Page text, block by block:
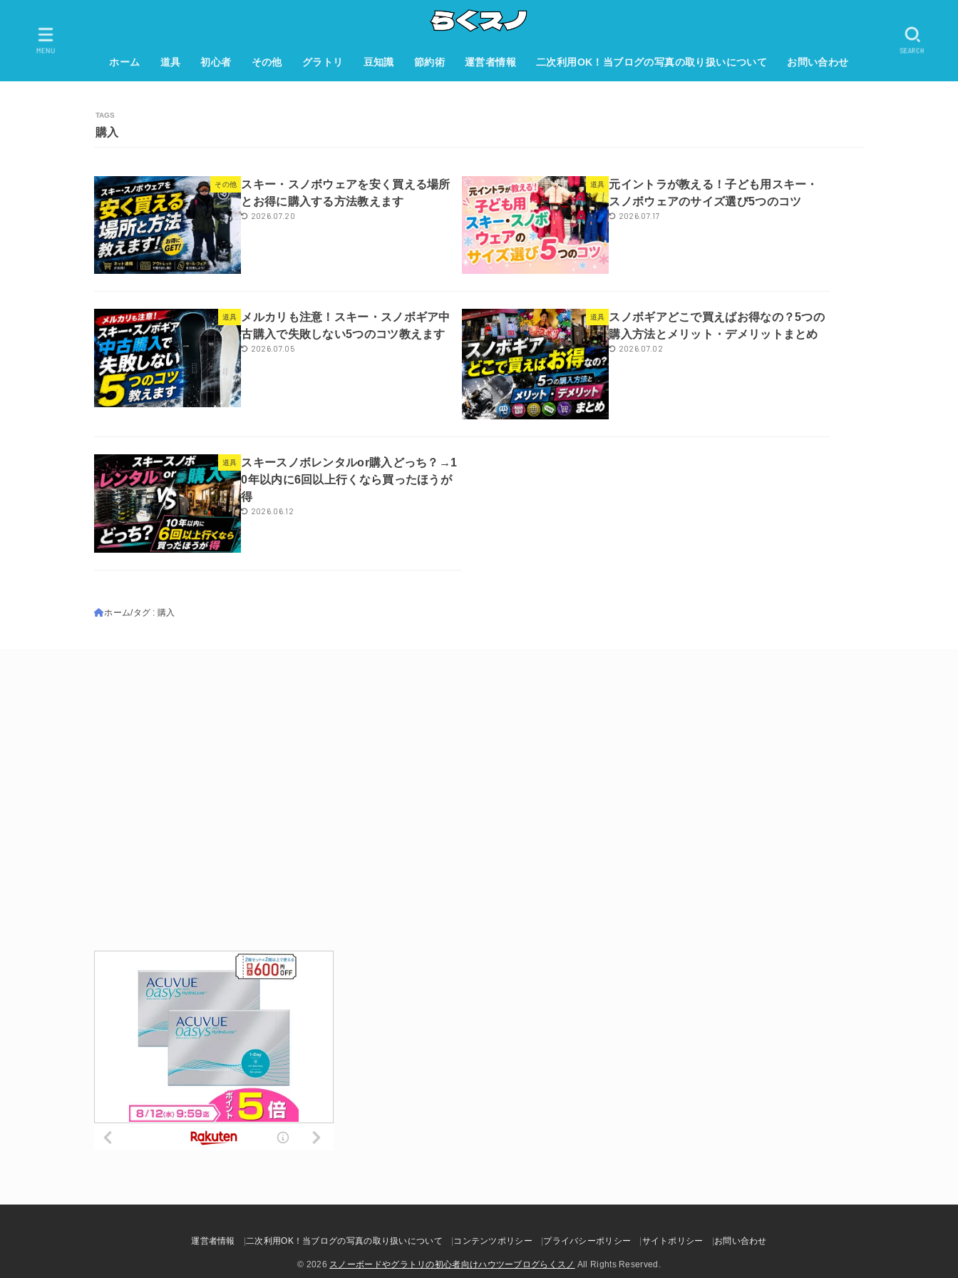
ホーム 道具 初心者 その他 グラトリ 豆知識 節約術 運営者情報 二次利用OK！当ブログの写真の取り扱いについて お問い合わせ
SEARCH
MENU
購入
その他
スキー・スノボウェアを安く買える場所
とお得に購入する方法教えます
2026.07.20
道具
元イントラが教える！子ども用スキー・
スノボウェアのサイズ選び5つのコツ
2026.07.17
道具
メルカリも注意！スキー・スノボギア中
古購入で失敗しない5つのコツ教えます
2026.07.05
道具
スノボギアどこで買えばお得なの？5つの
購入方法とメリット・デメリットまとめ
2026.07.02
道具
スキースノボレンタルor購入どっち？→1
0年以内に6回以上行くなら買ったほうが
得
2026.06.12
ホーム タグ : 購入
運営者情報 二次利用OK！当ブログの写真の取り扱いについて コンテンツポリシー プライバシーポリシー サイトポリシー お問い合わせ
© 2026 スノーボードやグラトリの初心者向けハウツーブログらくスノ All Rights Reserved.